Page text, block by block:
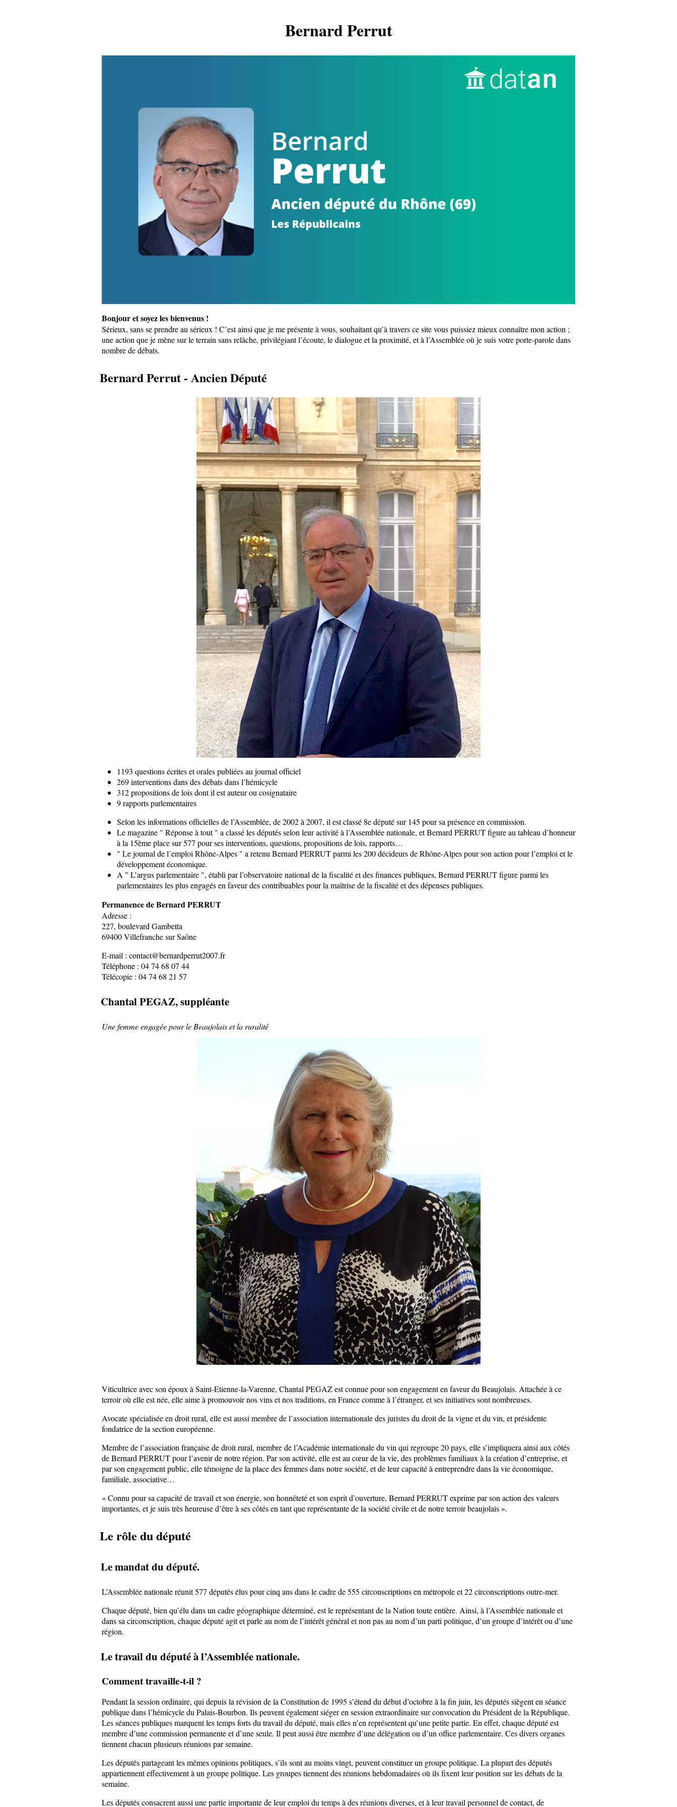
Bernard Perrut
Bonjour et soyez les bienvenus !
Sérieux, sans se prendre au sérieux ! C’est ainsi que je me présente à vous, souhaitant qu’à travers ce site vous puissiez mieux connaître mon action ;
une action que je mène sur le terrain sans relâche, privilégiant l’écoute, le dialogue et la proximité, et à l’Assemblée où je suis votre porte-parole dans
nombre de débats.
Bernard Perrut - Ancien Député
1193 questions écrites et orales publiées au journal officiel
269 interventions dans des débats dans l’hémicycle
312 propositions de lois dont il est auteur ou cosignataire
9 rapports parlementaires
Selon les informations officielles de l’Assemblée, de 2002 à 2007, il est classé 8e député sur 145 pour sa présence en commission.
Le magazine " Réponse à tout " a classé les députés selon leur activité à l’Assemblée nationale, et Bernard PERRUT figure au tableau d’honneur
à la 15ème place sur 577 pour ses interventions, questions, propositions de lois, rapports…
" Le journal de l’emploi Rhône-Alpes " a retenu Bernard PERRUT parmi les 200 décideurs de Rhône-Alpes pour son action pour l’emploi et le
développement économique.
A " L’argus parlementaire ", établi par l’observatoire national de la fiscalité et des finances publiques, Bernard PERRUT figure parmi les
parlementaires les plus engagés en faveur des contribuables pour la maîtrise de la fiscalité et des dépenses publiques.
Permanence de Bernard PERRUT
Adresse :
227, boulevard Gambetta
69400 Villefranche sur Saône
E-mail : contact@bernardperrut2007.fr
Téléphone : 04 74 68 07 44
Télécopie : 04 74 68 21 57
Chantal PEGAZ, suppléante
Une femme engagée pour le Beaujolais et la ruralité
Viticultrice avec son époux à Saint-Etienne-la-Varenne, Chantal PEGAZ est connue pour son engagement en faveur du Beaujolais. Attachée à ce
terroir où elle est née, elle aime à promouvoir nos vins et nos traditions, en France comme à l’étranger, et ses initiatives sont nombreuses.
Avocate spécialisée en droit rural, elle est aussi membre de l’association internationale des juristes du droit de la vigne et du vin, et présidente
fondatrice de la section européenne.
Membre de l’association française de droit rural, membre de l’Académie internationale du vin qui regroupe 20 pays, elle s’impliquera ainsi aux côtés
de Bernard PERRUT pour l’avenir de notre région. Par son activité, elle est au cœur de la vie, des problèmes familiaux à la création d’entreprise, et
par son engagement public, elle témoigne de la place des femmes dans notre société, et de leur capacité à entreprendre dans la vie économique,
familiale, associative…
« Connu pour sa capacité de travail et son énergie, son honnêteté et son esprit d’ouverture, Bernard PERRUT exprime par son action des valeurs
importantes, et je suis très heureuse d’être à ses côtés en tant que représentante de la société civile et de notre terroir beaujolais ».
Le rôle du député
Le mandat du député.
L’Assemblée nationale réunit 577 députés élus pour cinq ans dans le cadre de 555 circonscriptions en métropole et 22 circonscriptions outre-mer.
Chaque député, bien qu’élu dans un cadre géographique déterminé, est le représentant de la Nation toute entière. Ainsi, à l’Assemblée nationale et
dans sa circonscription, chaque député agit et parle au nom de l’intérêt général et non pas au nom d’un parti politique, d’un groupe d’intérêt ou d’une
région.
Le travail du député à l’Assemblée nationale.
Comment travaille-t-il ?
Pendant la session ordinaire, qui depuis la révision de la Constitution de 1995 s’étend du début d’octobre à la fin juin, les députés siègent en séance
publique dans l’hémicycle du Palais-Bourbon. Ils peuvent également siéger en session extraordinaire sur convocation du Président de la République.
Les séances publiques marquent les temps forts du travail du député, mais elles n’en représentent qu’une petite partie. En effet, chaque député est
membre d’une commission permanente et d’une seule. Il peut aussi être membre d’une délégation ou d’un office parlementaire. Ces divers organes
tiennent chacun plusieurs réunions par semaine.
Les députés partageant les mêmes opinions politiques, s’ils sont au moins vingt, peuvent constituer un groupe politique. La plupart des députés
appartiennent effectivement à un groupe politique. Les groupes tiennent des réunions hebdomadaires où ils fixent leur position sur les débats de la
semaine.
Les députés consacrent aussi une partie importante de leur emploi du temps à des réunions diverses, et à leur travail personnel de contact, de